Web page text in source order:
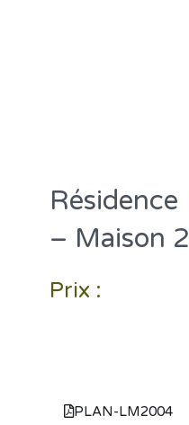
– Maison
Prix :
PLAN-LM2004